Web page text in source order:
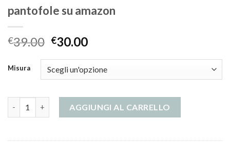
pantofole su amazon
€39.00 €30.00
Misura
AGGIUNGI AL CARRELLO